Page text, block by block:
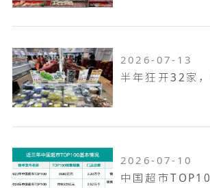
2026-07-13
2026-07-10